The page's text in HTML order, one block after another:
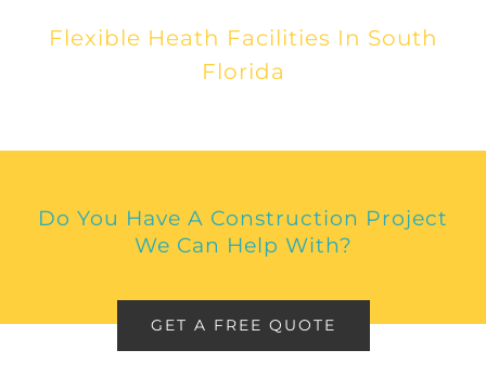
Flexible Heath Facilities In South
Florida
Do You Have A Construction Project
We Can Help With?
GET A FREE QUOTE